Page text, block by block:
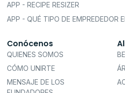
APP - RECIPE RESIZER
APP - QUÉ TIPO DE EMPREDEDOR
Conócenos
QUIENES SOMOS
CÓMO UNIRTE
MENSAJE DE LOS